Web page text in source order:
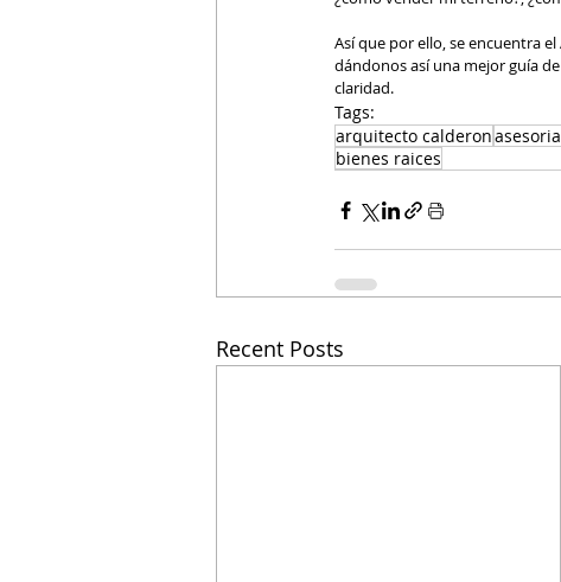
Así que por ello, se encuentra el
dándonos así una mejor guía
claridad.
Tags:
arquitecto calderon
bienes raices
Recent Posts